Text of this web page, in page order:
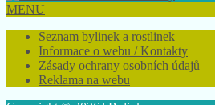
MENU
Seznam bylinek a rostlinek
Informace o webu / Kontakty
Zásady ochrany osobních údajů
Reklama na webu